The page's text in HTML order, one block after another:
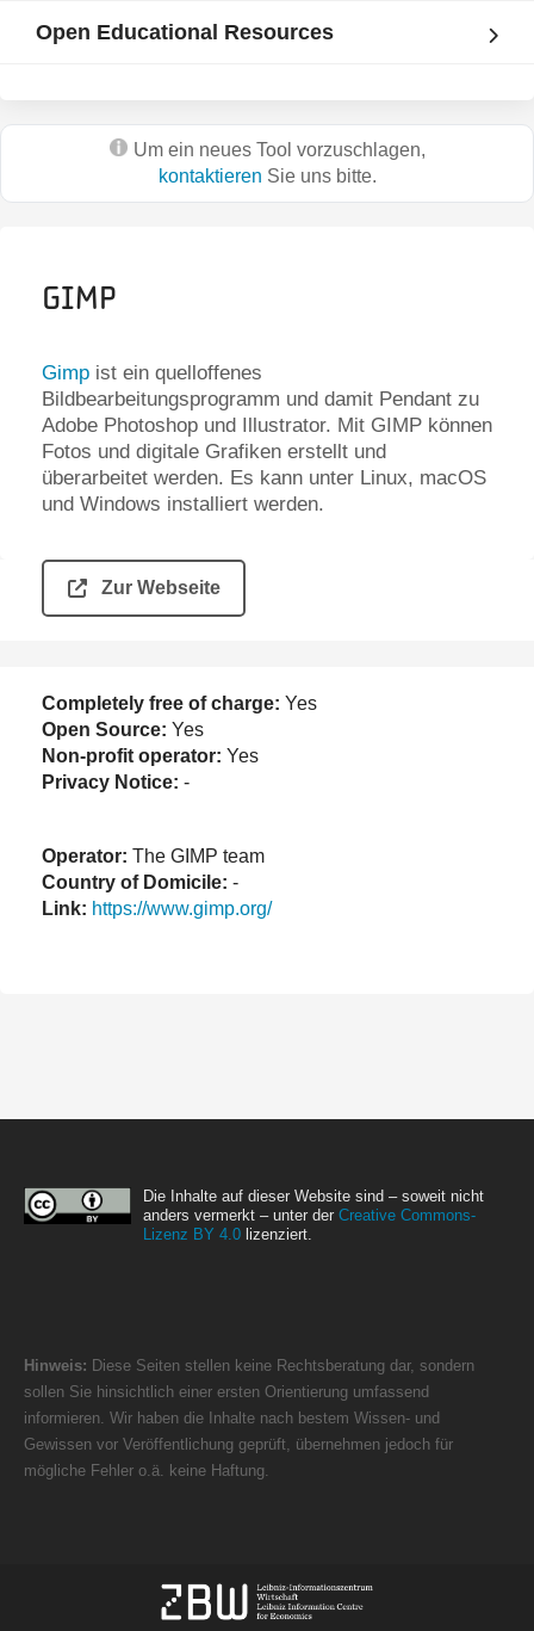
Open Educational Resources
Um ein neues Tool vorzuschlagen,
kontaktieren Sie uns bitte.
Gimp
Gimp ist ein quelloffenes
Bildbearbeitungsprogramm und damit Pendant zu
Adobe Photoshop und Illustrator. Mit GIMP können
Fotos und digitale Grafiken erstellt und
überarbeitet werden. Es kann unter Linux, macOS
und Windows installiert werden.
Zur Webseite
Completely free of charge: Yes
Open Source: Yes
Non-profit operator: Yes
Privacy Notice: -
Operator: The GIMP team
Country of Domicile: -
Link: https://www.gimp.org/
Die Inhalte auf dieser Website sind – soweit nicht
anders vermerkt – unter der Creative Commons-
Lizenz BY 4.0 lizenziert.
Hinweis: Diese Seiten stellen keine Rechtsberatung dar, sondern
sollen Sie hinsichtlich einer ersten Orientierung umfassend
informieren. Wir haben die Inhalte nach bestem Wissen- und
Gewissen vor Veröffentlichung geprüft, übernehmen jedoch für
mögliche Fehler o.ä. keine Haftung.